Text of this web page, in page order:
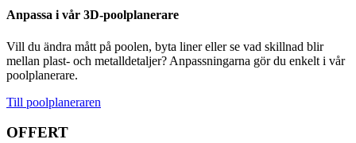
Anpassa i vår 3D-poolplanerare
Vill du ändra mått på poolen, byta liner eller se vad skillnad blir
mellan plast- och metalldetaljer? Anpassningarna gör du enkelt i vår
poolplanerare.
Till poolplaneraren
OFFERT